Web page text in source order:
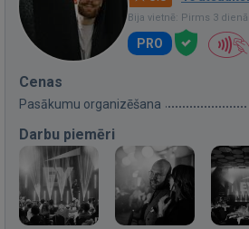
Bija vietnē: Pirms 3
PRO
Cenas
Pasākumu organizēšana
Darbu piemēri